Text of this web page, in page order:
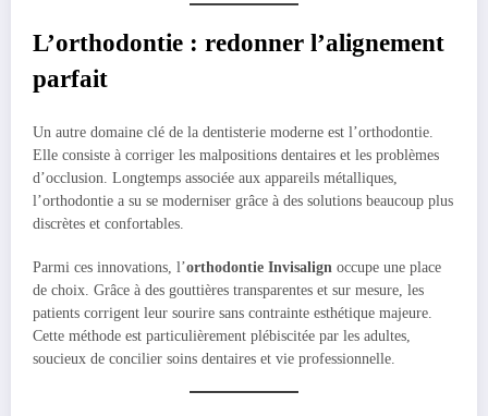
L’orthodontie : redonner l’alignement
parfait
Un autre domaine clé de la dentisterie moderne est l’orthodontie.
Elle consiste à corriger les malpositions dentaires et les problèmes
d’occlusion. Longtemps associée aux appareils métalliques,
l’orthodontie a su se moderniser grâce à des solutions beaucoup plus
discrètes et confortables.
Parmi ces innovations, l’orthodontie Invisalign occupe une place
de choix. Grâce à des gouttières transparentes et sur mesure, les
patients corrigent leur sourire sans contrainte esthétique majeure.
Cette méthode est particulièrement plébiscitée par les adultes,
soucieux de concilier soins dentaires et vie professionnelle.